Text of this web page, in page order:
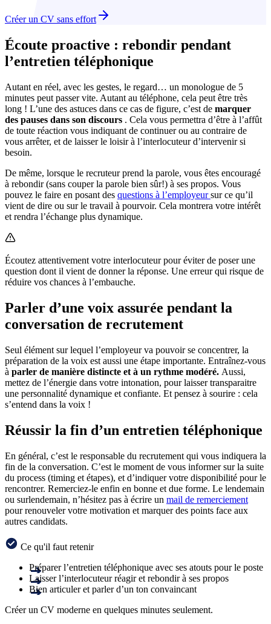
Créer un CV sans effort
Écoute proactive : rebondir pendant
l’entretien téléphonique
Autant en réel, avec les gestes, le regard… un monologue de 5
minutes peut passer vite. Autant au téléphone, cela peut être très
long ! L’une des astuces dans ce cas de figure, c’est de marquer
des pauses dans son discours . Cela vous permettra d’être à l’affût
de toute réaction vous indiquant de continuer ou au contraire de
vous arrêter, et de laisser le loisir à l’interlocuteur d’intervenir si
besoin.
De même, lorsque le recruteur prend la parole, vous êtes encouragé
à rebondir (sans couper la parole bien sûr!) à ses propos. Vous
pouvez le faire en posant des questions à l’employeursur ce qu’il
vient de dire ou sur le travail à pourvoir. Cela montrera votre intérêt
et rendra l’échange plus dynamique.
Écoutez attentivement votre interlocuteur pour éviter de poser une
question dont il vient de donner la réponse. Une erreur qui risque de
réduire vos chances à l’embauche.
Parler d’une voix assurée pendant la
conversation de recrutement
Seul élément sur lequel l’employeur va pouvoir se concentrer, la
préparation de la voix est aussi une étape importante. Entraînez-vous
à parler de manière distincte et à un rythme modéré. Aussi,
mettez de l’énergie dans votre intonation, pour laisser transparaitre
une personnalité dynamique et confiante. Et pensez à sourire : cela
s’entend dans la voix !
Réussir la fin d’un entretien téléphonique
En général, c’est le responsable du recrutement qui vous indiquera la
fin de la conversation. C’est le moment de vous informer sur la suite
du process (timing et étapes), et d’indiquer votre disponibilité pour le
rencontrer. Remerciez-le enfin en bonne et due forme. Le lendemain
ou surlendemain, n’hésitez pas à écrire un mail de remerciement
pour renouveler votre motivation et marquer des points face aux
autres candidats.
Ce qu'il faut retenir
Préparer l’entretien téléphonique avec ses atouts pour le poste
Laisser l’interlocuteur réagir et rebondir à ses propos
Bien articuler et parler d’un ton convaincant
Créer un CV moderne en quelques minutes seulement.